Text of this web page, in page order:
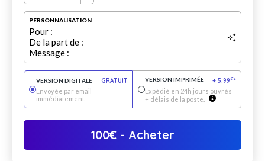
PERSONNALISATION
Pour :
De la part de :
Message :
VERSION DIGITALE
GRATUIT
Envoyée par email
immédiatement
VERSION IMPRIMÉE + 5.99€*
Expédié en 24h jours ouvrés
+ délais de la poste.
100€ - Acheter